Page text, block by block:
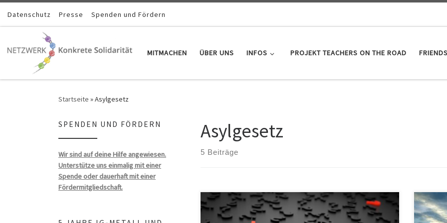
Zum Inhalt springen
Datenschutz Presse Spenden und Fördern
MITMACHEN ÜBER UNS INFOS PROJEKT TEACHERS ON THE ROAD FRIENDS
Startseite »Asylgesetz
Asylgesetz
5 Beiträge
SPENDEN UND FÖRDERN
Wir sind auf deine Hilfe angewiesen.
Unterstütze uns einmalig mit einer
Spende oder dauerhaft mit einer
Fördermitgliedschaft.